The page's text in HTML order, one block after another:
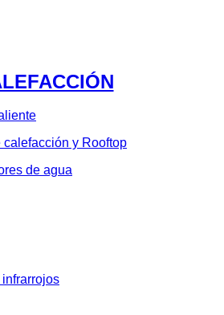
y Rooftop
de agua